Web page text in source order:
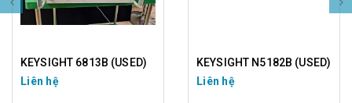
KEYSIGHT 6813B (USED)
Liên hệ
KEYSIGHT N5182B (USED)
Liên hệ